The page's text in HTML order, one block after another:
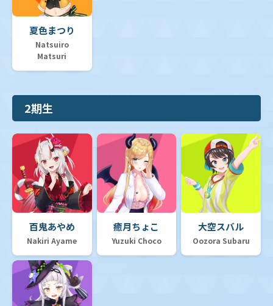
夏色まつり
Natsuiro
Matsuri
2期生
百鬼あやめ
Nakiri Ayame
癒月ちょこ
Yuzuki Choco
大空スバル
Oozora Subaru